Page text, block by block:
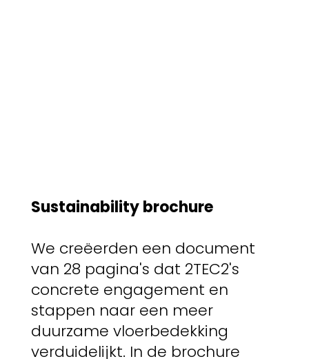
Sustainability brochure
We creëerden een document
van 28 pagina's dat 2TEC2's
concrete engagement en
stappen naar een meer
duurzame vloerbedekking
verduidelijkt. In de brochure